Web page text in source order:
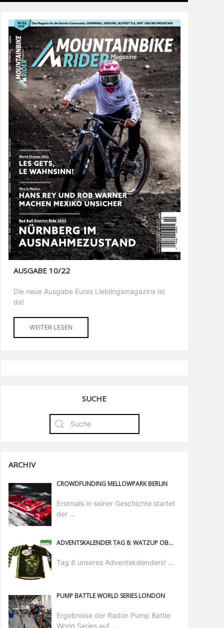
AUSGABE 10/22
Die neue Ausgabe Eures Lieblingsmagazins ist
da!
WEITER LESEN
SUCHE
ARCHIV
CROWDFUNDING MELLOWPARK BERLIN
Erstmals in seiner Geschichte startet
der ...
ADVENTSKALENDER TAG 8: WATZUP OBERHAUSEN
Tag 8 unseres Adventskalenders! ...
PUMP BATTLE WORLD SERIES LONDON
Ergebnisse der Radon Pump Battle
World Series auf ...